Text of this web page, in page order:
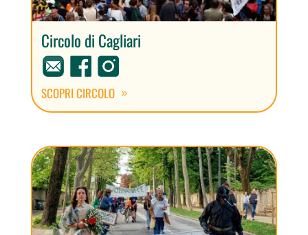
Circolo di Cagliari
SCOPRI CIRCOLO